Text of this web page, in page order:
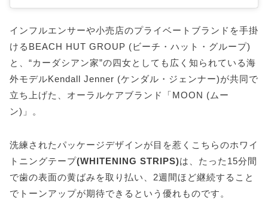
インフルエンサーや小売店のプライベートブランドを手掛
けるBEACH HUT GROUP (ビーチ・ハット・グループ)
と、“カーダシアン家”の四女としても広く知られている海
外モデルKendall Jenner (ケンダル・ジェンナー)が共同で
立ち上げた、オーラルケアブランド「MOON (ムー
ン)」。
洗練されたパッケージデザインが目を惹くこちらのホワイ
トニングテープ(WHITENING STRIPS)は、たった15分間
で歯の表面の黄ばみを取り払い、2週間ほど継続すること
でトーンアップが期待できるという優れものです。